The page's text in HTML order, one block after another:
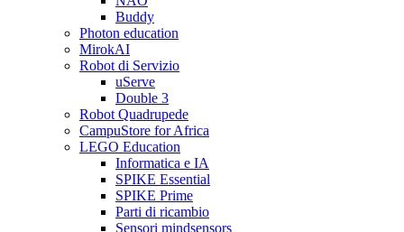
Buddy
Photon education
MirokAI
Robot di Servizio
uServe
Double 3
Robot Quadrupede
CampuStore for Africa
LEGO Education
Informatica e IA
SPIKE Essential
SPIKE Prime
Parti di ricambio
Sensori mindsensors